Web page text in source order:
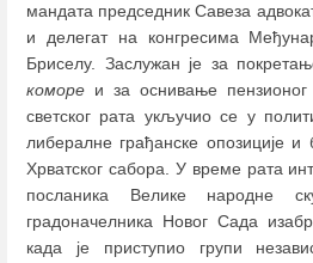
мандата председник Савеза
и делегат на конгресима
Бриселу. Заслужан је за
коморе и за оснивање
светског рата укључио се у
либералне грађанске опозиције и
Хрватског сабора. У време рата
посланика Велике народне
градоначелника Новог Сада
када је приступио групи